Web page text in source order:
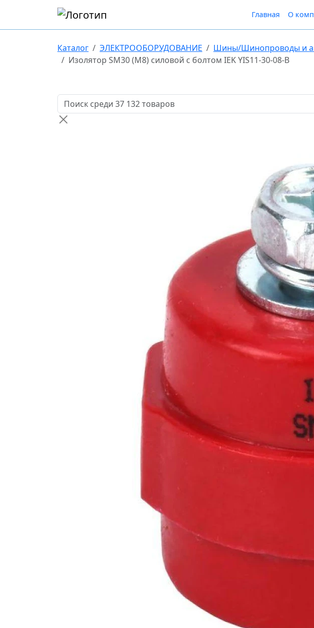
Главная О
Каталог ЭЛЕКТРООБОРУДОВАНИЕ Шины/Шинопроводы и
Изолятор SM30 (М8) силовой с болтом IEK YIS11-30-08-B
Поиск товаров по названию или артикулу